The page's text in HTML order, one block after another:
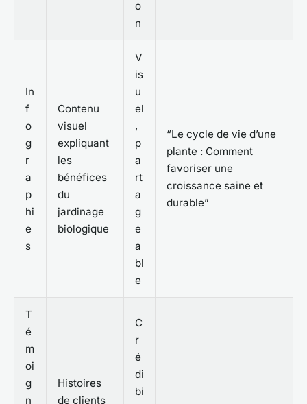
o
n
In
f
o
g
r
a
p
hi
e
s
Contenu
visuel
expliquant
les
bénéfices
du
jardinage
biologique
V
is
u
el
,
p
a
rt
a
g
e
a
bl
e
“Le cycle de vie d’une
plante : Comment
favoriser une
croissance saine et
durable”
T
é
m
oi
g
n
Histoires
de clients
C
r
é
di
bi